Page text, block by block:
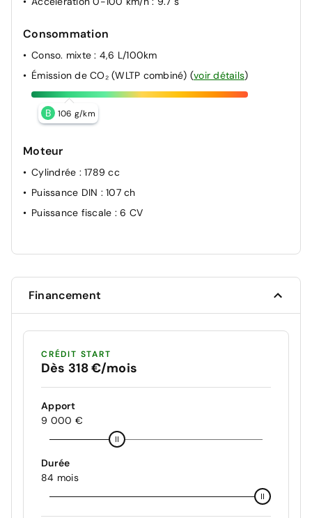
Consommation
Conso. mixte: 4,6 L/100km
Émission de CO₂ (WLTP combiné) (voir détails)
B 106 g/km
Moteur
Cylindrée : 1789 cc
Puissance DIN : 107 ch
Puissance fiscale : 6 CV
Financement
CRÉDIT START
Dès 318 €/mois
Apport
9 000 €
Durée
84 mois